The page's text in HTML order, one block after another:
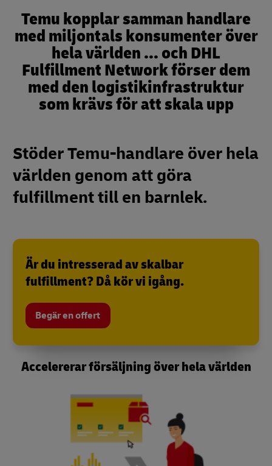
Temu kopplar samman handlare
med miljontals konsumenter över
hela världen ... och DHL
Fulfillment Network förser dem
med den logistikinfrastruktur
som krävs för att skala upp
Stöder Temu-handlare över hela
världen genom att göra
fulfillment till en barnlek.
Är du intresserad av skalbar
fulfillment? Då kör vi igång.
Begär en offert
Accelererar försäljning över hela världen